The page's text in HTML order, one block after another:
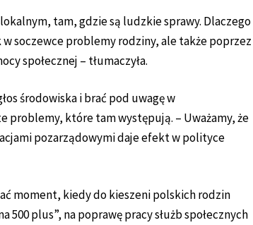
tam, gdzie są ludzkie sprawy. Dlaczego
w soczewce problemy rodziny, ale także poprzez
społecznej – tłumaczyła.
środowiska i brać pod uwagę w
problemy, które tam występują. – Uważamy, że
pozarządowymi daje efekt w polityce
moment, kiedy do kieszeni polskich rodzin
plus”, na poprawę pracy służb społecznych